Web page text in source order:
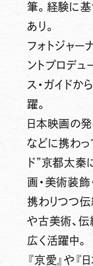
筆。経験に
あり。
フォトジャー
ントプロデュ
ス・ガイドか
躍。
日本映画の
などに携わっ
ド”京都太秦
画・美術装飾
携わりつつ
や古美術、
広く活躍中。
『京愛』や『